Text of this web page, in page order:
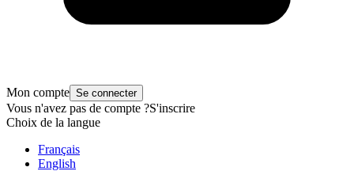
Mon compte Se connecter
Vous n'avez pas de compte ?S'inscrire
Choix de la langue
Français
English